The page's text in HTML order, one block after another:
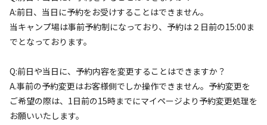
A:前日、当日に予約をお受けすることはできません。
当キャンプ場は事前予約制になっており、予約は２日前の15:00ま
でとなっております。
Q:前日や当日に、予約内容を変更することはできますか？
A.事前の予約変更はお客様側でしか操作できません。予約変更を
ご希望の際は、1日前の15時までにマイページより予約変更処理を
お願いいたします。
2025.11.25
来春4月中旬頃まで、凍結対策のため、トイレと炊事場は閉
15分）「車山高原スカイパークホテル」のトイレが24時間ご
利用可能です。
ご迷惑をおかけしますが、ご理解・ご了承の程よろしくお願
いいたします。